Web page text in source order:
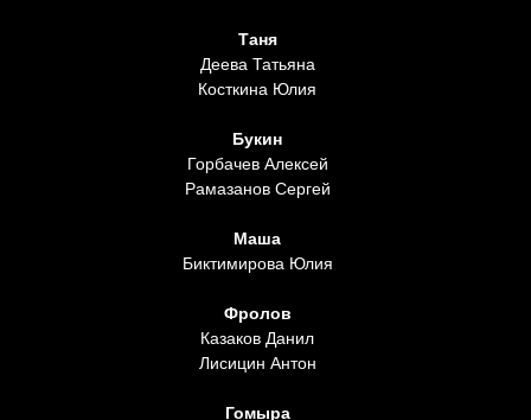
Таня
Деева Татьяна
Косткина Юлия
Букин
Горбачев Алексей
Рамазанов Сергей
Маша
Биктимирова Юлия
Фролов
Казаков Данил
Лисицин Антон
Гомыра